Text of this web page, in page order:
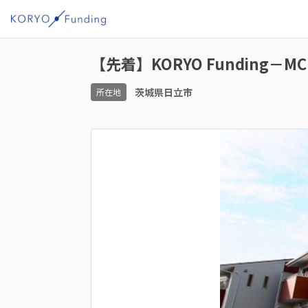
【先着】KORYO Funding－
所在地 茨城県日立市